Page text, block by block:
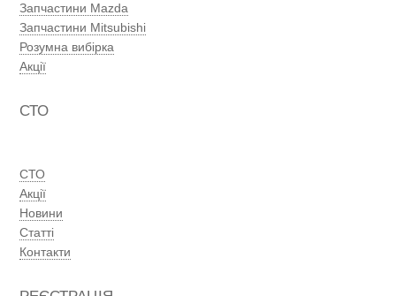
Запчастини Mazda
Запчастини Mitsubishi
Розумна вибірка
Акції
СТО
СТО
Акції
Новини
Статті
Контакти